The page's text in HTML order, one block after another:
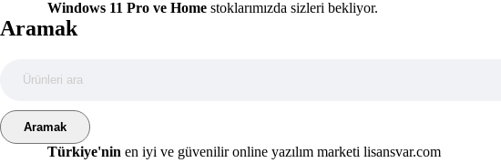
Windows 11 Pro ve Home stoklarımızda sizleri bekliyor.
Aramak
Türkiye'nin en iyi ve güvenilir online yazılım marketi lisansvar.com